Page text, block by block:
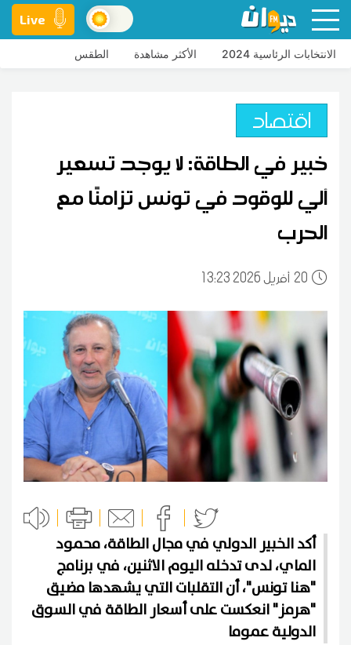
Live
الانتخابات الرئاسية 2024 الأكثر مشاهدة الطقس
اقتصاد
خبير في الطاقة: لا يوجد تسعير
آلي للوقود في تونس تزامنًا مع
الحرب
20 13:23 2026 أفريل
أكد الخبير الدولي في مجال الطاقة، محمود
الماي، لدى تدخله اليوم الاثنين، في برنامج
"هنا تونس"، أن التقلبات التي يشهدها مضيق
"هرمز" انعكست على أسعار الطاقة في السوق
الدولية عموما